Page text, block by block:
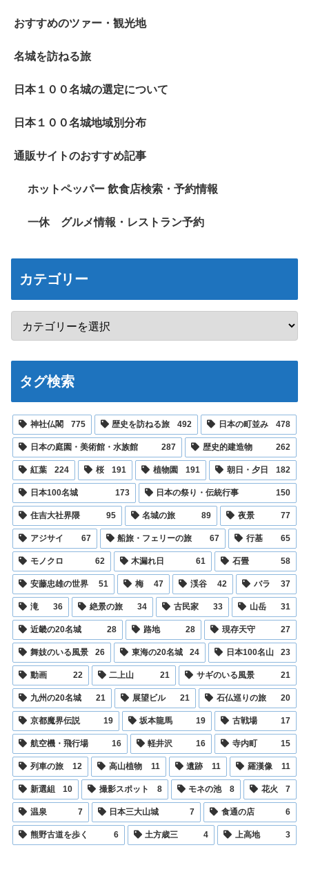
おすすめのツァー・観光地
名城を訪ねる旅
日本１００名城の選定について
日本１００名城地域別分布
通販サイトのおすすめ記事
ホットペッパー 飲食店検索・予約情報
一休 グルメ情報・レストラン予約
カテゴリー
タグ検索
神社仏閣 775 歴史を訪ねる旅 492 日本の町並み 478
日本の庭園・美術館・水族館 287 歴史的建造物 262
紅葉 224 桜 191 植物園 191 朝日・夕日 182
日本100名城 173 日本の祭り・伝統行事 150
住吉大社界隈 95 名城の旅 89 夜景 77
アジサイ 67 船旅・フェリーの旅 67 行基 65
モノクロ 62 木漏れ日 61 石畳 58
安藤忠雄の世界 51 梅 47 渓谷 42 バラ 37
滝 36 絶景の旅 34 古民家 33 山岳 31
近畿の20名城 28 路地 28 現存天守 27
舞妓のいる風景 26 東海の20名城 24 日本100名山 23
動画 22 二上山 21 サギのいる風景 21
九州の20名城 21 展望ビル 21 石仏巡りの旅 20
京都魔界伝説 19 坂本龍馬 19 古戦場 17
航空機・飛行場 16 軽井沢 16 寺内町 15
列車の旅 12 高山植物 11 遺跡 11 羅漢像 11
新選組 10 撮影スポット 8 モネの池 8 花火 7
温泉 7 日本三大山城 7 食通の店 6
熊野古道を歩く 6 土方歳三 4 上高地 3